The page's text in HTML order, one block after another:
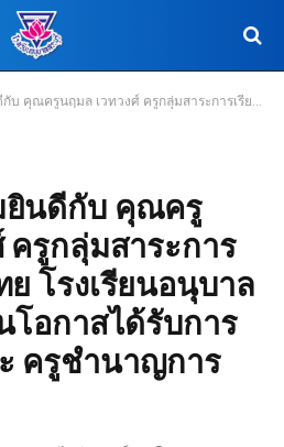
สาระการเรียนรู้ภาษาไทย โรงเรียนอนุบาลสระบุรี เนื่องในโอกาสได้รับการเลื่อนวิทยฐานะ ครูชำนาญการพิเศษ
ยินดีกับ คุณครู
ครูกลุ่มสาระการ
ย โรงเรียนอนุบาล
โอกาสได้รับการ
ครูชำนาญการ